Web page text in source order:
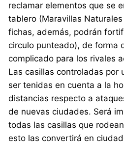
reclamar elementos que se
tablero (Maravillas
fichas, además, podrán
circulo punteado), de forma
complicado para los rivales
Las casillas controladas por
ser tenidas en cuenta a la
distancias respecto a
de nuevas ciudades. Será
todas las casillas que
esto las convertirá en